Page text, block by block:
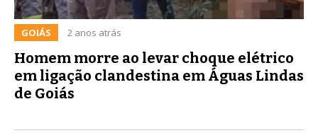
GOIÁS 2 anos atrás
Homem morre ao levar choque elétrico
em ligação clandestina em Águas Lindas
de Goiás